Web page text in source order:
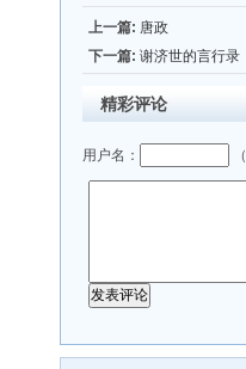
上一篇: 唐政
下一篇: 谢济世的言行录
精彩评论
用户名： （